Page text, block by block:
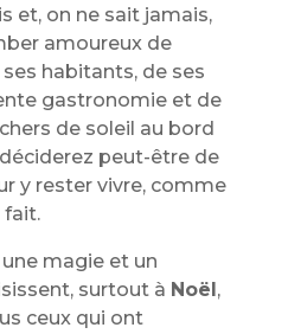
et, on ne sait jamais,
amoureux de
ses habitants, de ses
gastronomie et de
de soleil au bord
peut-être de
y rester vivre, comme
fait.
une magie et un
surtout à Noël ,
ceux qui ont